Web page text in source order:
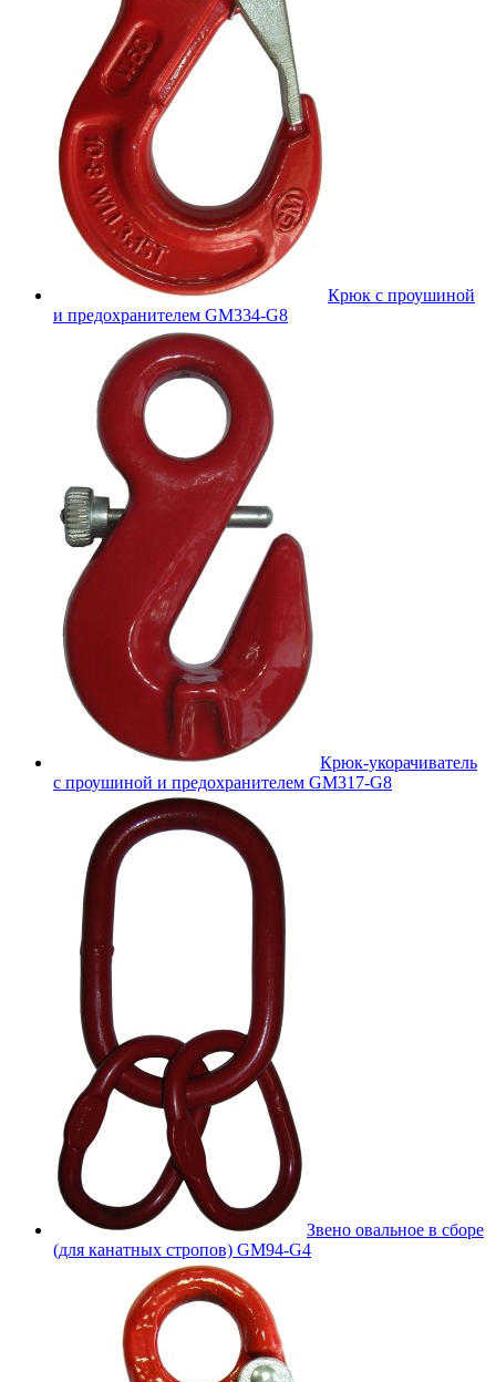
Крюк с проушиной
и предохранителем GM334-G8
Крюк-укорачиватель
с проушиной и предохранителем GM317-G8
Звено овальное в сборе
(для канатных стропов) GM94-G4